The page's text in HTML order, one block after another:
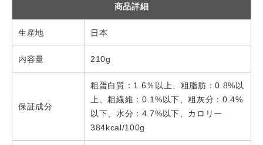
商品詳細
生産地 日本
内容量 210g
保証成分
粗蛋白質：1.6％以上、粗脂肪：0.8%以
上、粗繊維：0.1%以下、粗灰分：0.4%
以下、水分：4.7%以下、カロリー
384kcal/100g